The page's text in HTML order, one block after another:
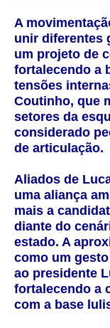
A
unir diferentes
um projeto de
fortalecendo a
tensões
Coutinho, que
setores da
considerado
de articulação.
Aliados de
uma aliança
mais a
diante do
estado. A
como um
ao presidente
fortalecendo a
com a base